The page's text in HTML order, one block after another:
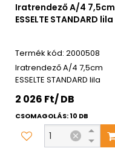
Iratrendező A/4 7,5cm
ESSELTE STANDARD lila
2000508
Iratrendező A/4 7,5cm
ESSELTE STANDARD lila
2 026 Ft/ DB
CSOMAGOLÁS: 10 DB